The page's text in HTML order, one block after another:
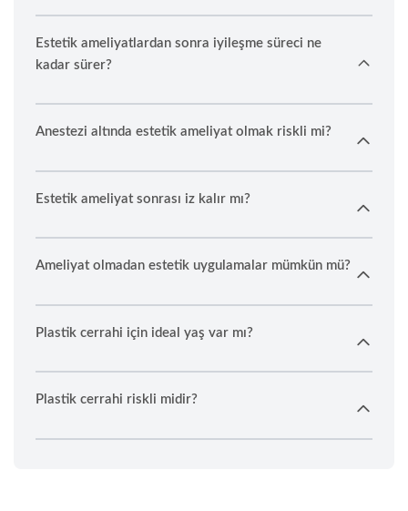
Estetik ameliyatlardan sonra iyileşme süreci ne
kadar sürer?
Anestezi altında estetik ameliyat olmak riskli mi?
Estetik ameliyat sonrası iz kalır mı?
Ameliyat olmadan estetik uygulamalar mümkün mü?
Plastik cerrahi için ideal yaş var mı?
Plastik cerrahi riskli midir?